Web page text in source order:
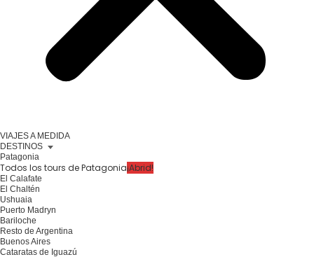
VIAJES A MEDIDA
DESTINOS
Patagonia
Todos los tours de Patagonia¡Abrid!
El Calafate
El Chaltén
Ushuaia
Puerto Madryn
Bariloche
Resto de Argentina
Buenos Aires
Cataratas de Iguazú